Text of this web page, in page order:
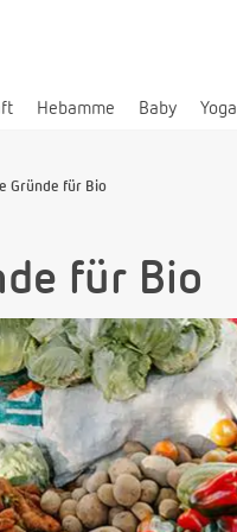
Hebamme Baby Yoga
Gründe für Bio
für Bio